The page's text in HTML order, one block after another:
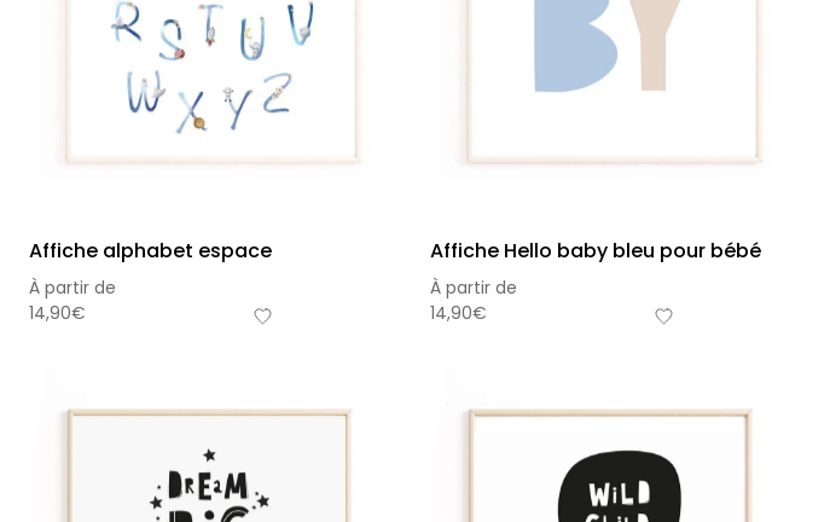
Affiche alphabet espace
À partir de
14,90€
Affiche Hello baby bleu pour bébé
À partir de
14,90€